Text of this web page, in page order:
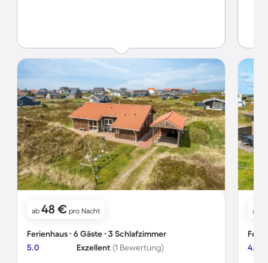
ab 48 € pro Nacht
Ferienhaus ∙ 6 Gäste ∙ 3 Schlafzimmer
5.0
Exzellent (1 Bewertung)
ab
4.0